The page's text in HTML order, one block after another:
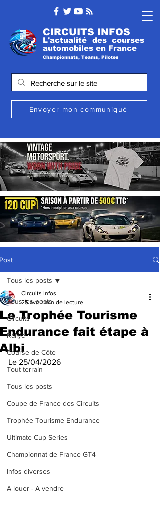
CIRCUITS INFOS
L'actualité des courses
automobiles en France
Championnats, Teams, Pilotes
Envoyer mon communiqué
Post
Tous les posts
Circuits
Rallye
Course de Côte
Tout terrain
Tous les posts
Coupe de France des Circuits
Trophée Tourisme Endurance
Ultimate Cup Series
Championnat de France GT4
Infos diverses
A louer - A vendre
Tous les posts
Le Trophée Tourisme
Endurance fait étape à
Albi
Circuits Infos
25 avr. 1 min de lecture
Le 25/04/2026